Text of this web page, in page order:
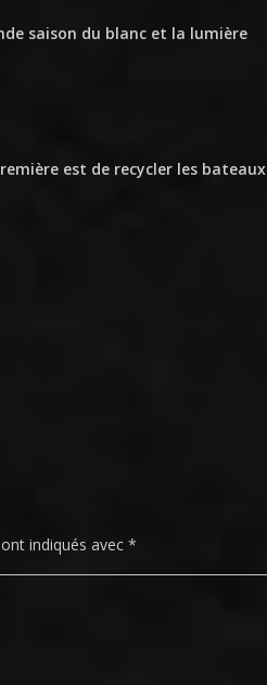
saison du blanc et la lumière
est de recycler les bateaux
indiqués avec *